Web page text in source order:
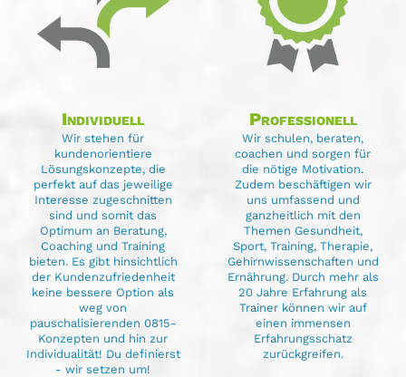
Individuell
Wir stehen für
kundenorientiere
Lösungskonzepte, die
perfekt auf das jeweilige
Interesse zugeschnitten
sind und somit das
Optimum an Beratung,
Coaching und Training
bieten. Es gibt hinsichtlich
der Kundenzufriedenheit
keine bessere Option als
weg von
pauschalisierenden 0815-
Konzepten und hin zur
Individualität! Du definierst
- wir setzen um!
Professionell
Wir schulen, beraten,
coachen und sorgen für
die nötige Motivation.
Zudem beschäftigen wir
uns umfassend und
ganzheitlich mit den
Themen Gesundheit,
Sport, Training, Therapie,
Gehirnwissenschaften und
Ernährung. Durch mehr als
20 Jahre Erfahrung als
Trainer können wir auf
einen immensen
Erfahrungsschatz
zurückgreifen.